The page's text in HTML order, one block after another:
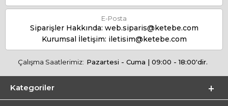
E-Posta
Siparişler Hakkında: web.siparis@ketebe.com
Kurumsal İletişim: iletisim@ketebe.com
Çalışma Saatlerimiz: Pazartesi - Cuma | 09:00 - 18:00'dir.
Kategoriler